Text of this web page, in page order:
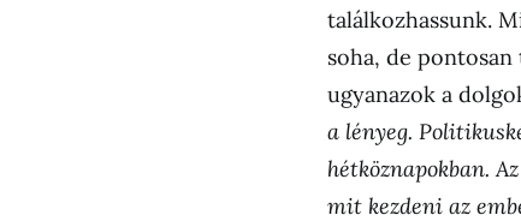
találkozhassunk.
soha, de
ugyanazok a
a lényeg.
hétköznapokban.
mit kezdeni az